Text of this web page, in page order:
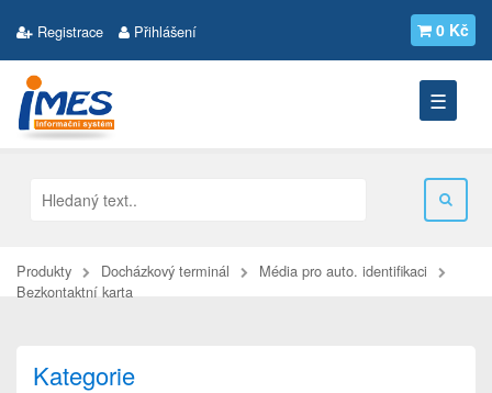
Registrace Přihlášení 0 Kč
☰
Produkty Docházkový terminál
Média pro auto. identifikaci
Bezkontaktní karta
Kategorie